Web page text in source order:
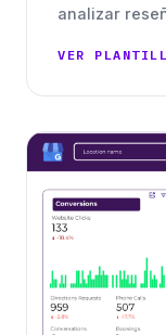
analizar
VER